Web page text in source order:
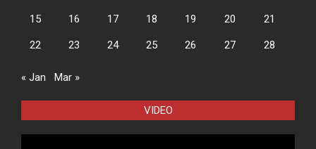
15 16 17 18 19 20 21
22 23 24 25 26 27 28
« Jan Mar »
VIDEO